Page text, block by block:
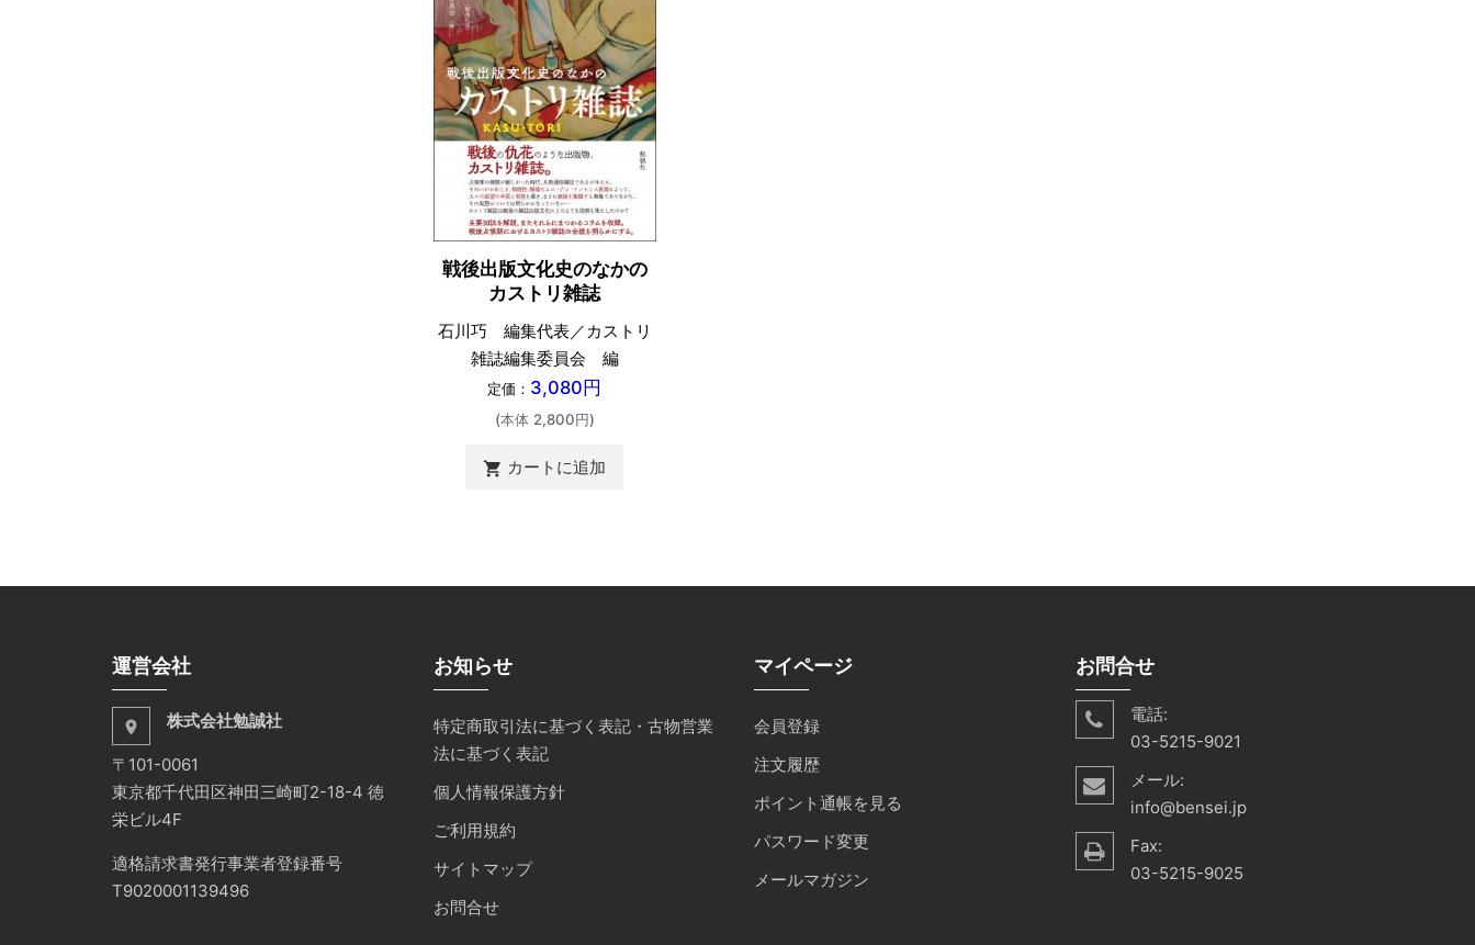
戦後出版文化史のなかの
カストリ雑誌
石川巧 編集代表／カストリ
雑誌編集委員会 編
定価： 3,080円
(本体 2,800円)
shopping_cart カートに追加
運営会社
place 株式会社勉誠社
〒101-0061
東京都千代田区神田三崎町2-18-4 徳
栄ビル4F
適格請求書発行事業者登録番号
T9020001139496
お知らせ
特定商取引法に基づく表記・古物営業
法に基づく表記
個人情報保護方針
ご利用規約
サイトマップ
お問合せ
マイページ
会員登録
注文履歴
ポイント通帳を見る
パスワード変更
メールマガジン
お問合せ
電話:
03-5215-9021
メール:
info@bensei.jp
Fax:
03-5215-9025